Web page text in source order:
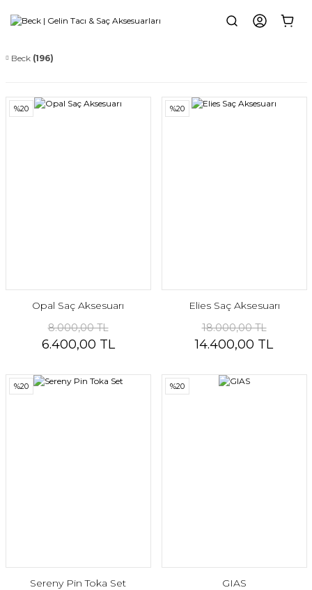
Beck (196)
%20
Opal Saç Aksesuarı
8.000,00 TL
6.400,00 TL
%20
Elies Saç Aksesuarı
18.000,00 TL
14.400,00 TL
%20
Sereny Pin Toka Set
%20
GIAS